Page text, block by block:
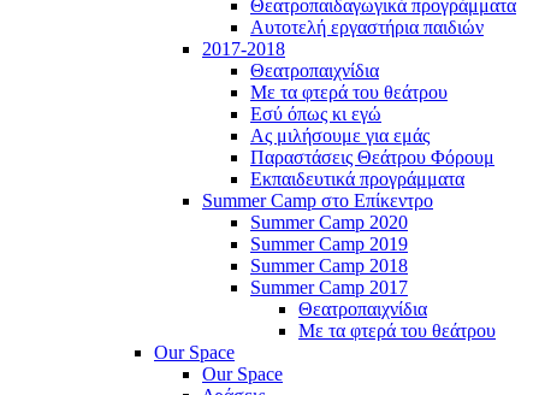
Θεατροπαιδαγωγικά προγράμματα
Αυτοτελή εργαστήρια παιδιών
2017-2018
Θεατροπαιχνίδια
Με τα φτερά του θεάτρου
Εσύ όπως κι εγώ
Ας μιλήσουμε για εμάς
Παραστάσεις Θεάτρου Φόρουμ
Εκπαιδευτικά προγράμματα
Summer Camp στο Επίκεντρο
Summer Camp 2020
Summer Camp 2019
Summer Camp 2018
Summer Camp 2017
Θεατροπαιχνίδια
Με τα φτερά του θεάτρου
Our Space
Our Space